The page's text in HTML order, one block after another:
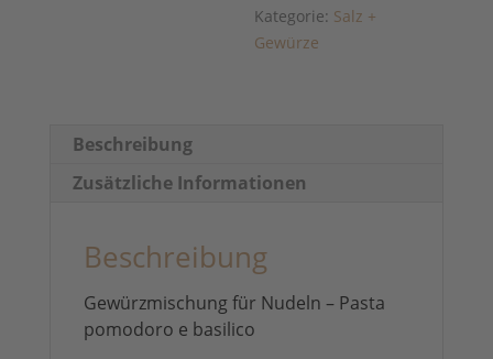
Kategorie: Salz +
Gewürze
Beschreibung
Zusätzliche Informationen
Beschreibung
Gewürzmischung für Nudeln – Pasta
pomodoro e basilico